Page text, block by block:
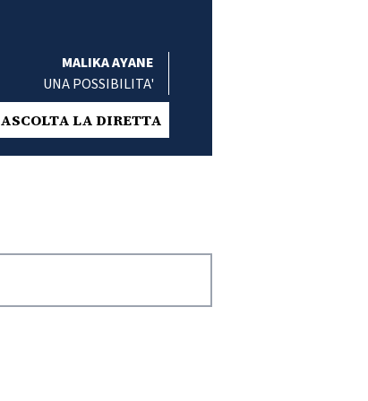
MALIKA AYANE
UNA POSSIBILITA'
ASCOLTA LA DIRETTA